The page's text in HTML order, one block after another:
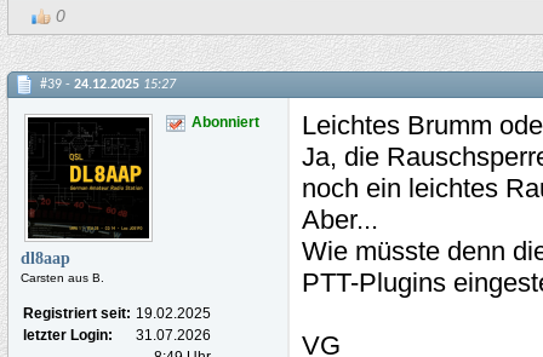
0
#39 - 24.12.2025 15:27
Abonniert
dl8aap
Carsten aus B.
Registriert seit: 19.02.2025
letzter Login:
31.07.2026
Leichtes Brumm
Ja, die
noch ein leichtes
Aber...
Wie müsste denn
PTT-Plugins
VG